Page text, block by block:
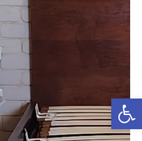
פתח סרגל נגישות